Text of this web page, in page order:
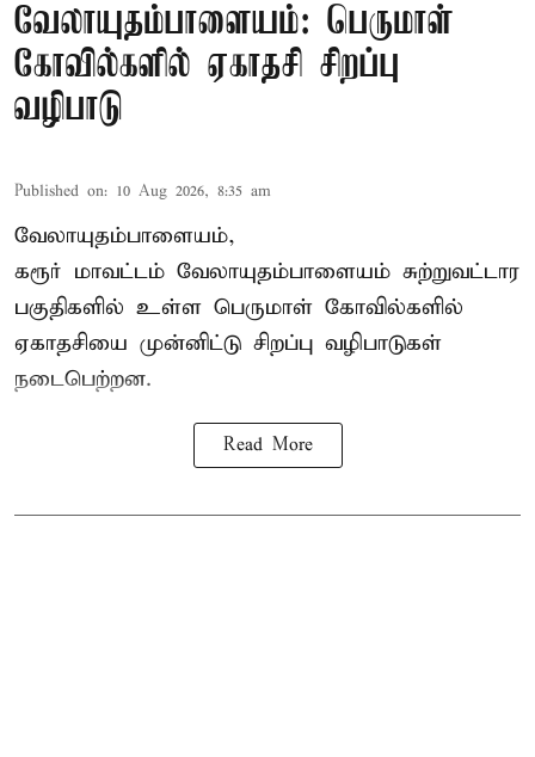
வேலாயுதம்பாளையம்: பெருமாள்
கோவில்களில் ஏகாதசி சிறப்பு
வழிபாடு
Published on: 10 Aug 2026, 8:35 am
வேலாயுதம்பாளையம்,
கரூர் மாவட்டம் வேலாயுதம்பாளையம் சுற்றுவட்டார
பகுதிகளில் உள்ள பெருமாள் கோவில்களில்
ஏகாதசியை முன்னிட்டு சிறப்பு வழிபாடுகள்
நடைபெற்றன.
Read More